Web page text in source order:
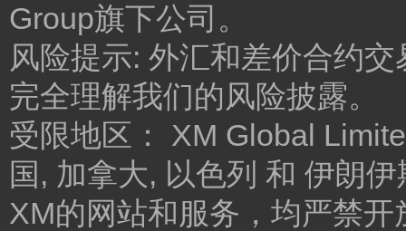
Group旗下公司。
风险提示: 外汇和差价合约
完全理解我们的风险披露。
受限地区： XM Global
国, 加拿大, 以色列 和 伊朗
XM的网站和服务，均严禁